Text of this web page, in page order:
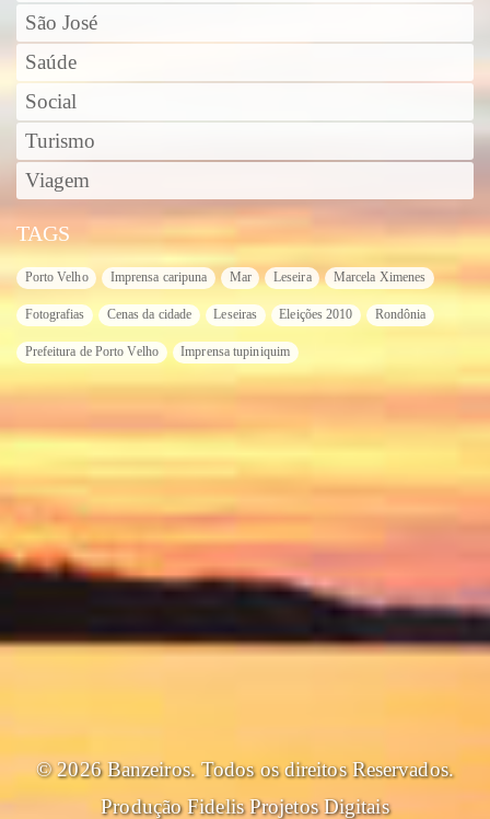
São José
Saúde
Social
Turismo
Viagem
TAGS
Porto Velho Imprensa caripuna Mar Leseira Marcela Ximenes
Fotografias Cenas da cidade Leseiras Eleições 2010 Rondônia
Prefeitura de Porto Velho Imprensa tupiniquim
© 2026 Banzeiros. Todos os direitos Reservados.
ProduçãoFidelis Projetos Digitais